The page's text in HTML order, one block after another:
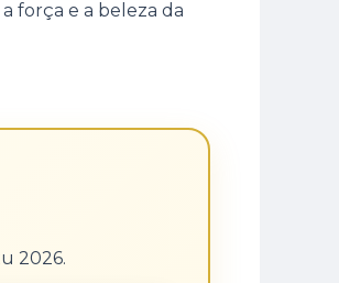
força e a beleza da
2026.